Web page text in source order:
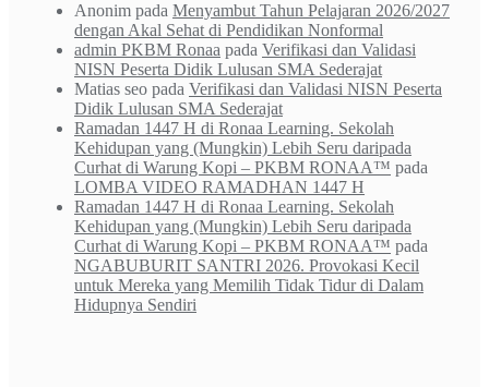
Anonim pada Menyambut Tahun Pelajaran 2026/2027
dengan Akal Sehat di Pendidikan Nonformal
admin PKBM Ronaa pada Verifikasi dan Validasi
NISN Peserta Didik Lulusan SMA Sederajat
Matias seo pada Verifikasi dan Validasi NISN Peserta
Didik Lulusan SMA Sederajat
Ramadan 1447 H di Ronaa Learning. Sekolah
Kehidupan yang (Mungkin) Lebih Seru daripada
Curhat di Warung Kopi – PKBM RONAA™ pada
LOMBA VIDEO RAMADHAN 1447 H
Ramadan 1447 H di Ronaa Learning. Sekolah
Kehidupan yang (Mungkin) Lebih Seru daripada
Curhat di Warung Kopi – PKBM RONAA™ pada
NGABUBURIT SANTRI 2026. Provokasi Kecil
untuk Mereka yang Memilih Tidak Tidur di Dalam
Hidupnya Sendiri